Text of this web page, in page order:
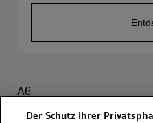
A6
Der Schutz Ihrer